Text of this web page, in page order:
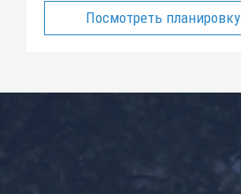
Посмотреть планировку